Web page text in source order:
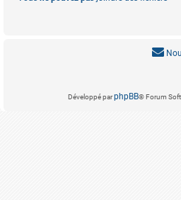
Développé parphpBB® Forum